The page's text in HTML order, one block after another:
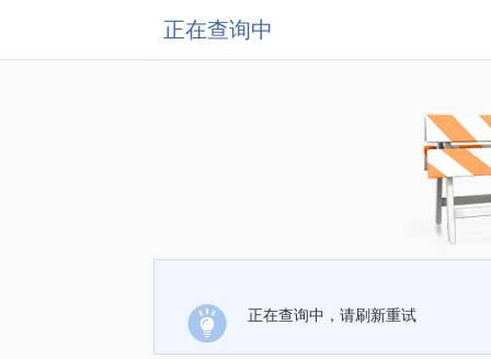
正在查询中
正在查询中，请刷新重试